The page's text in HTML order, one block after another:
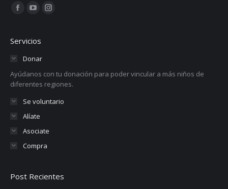
Encuéntranos en:
Facebook
opens
window
YouTube
opens
window
Instagram
window
Servicios
Donar
Ayúdanos con tu donación para poder vincular a más niños de
diferentes regiones.
Se voluntario
Alíate
Asociate
Compra
Post Recientes